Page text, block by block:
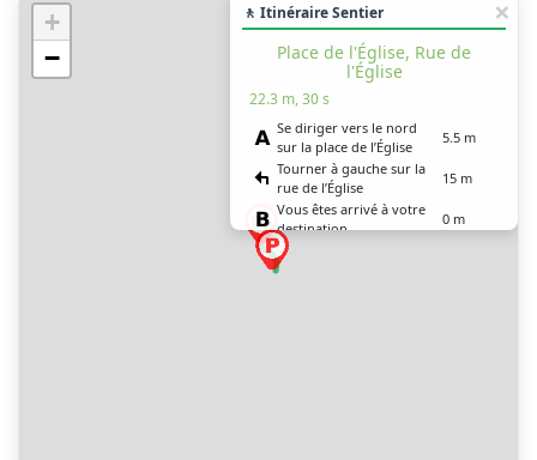
+
−
🚶 Itinéraire Sentier
Place de l'Église, Rue de
l'Église
22.3 m, 30 s
Se diriger vers le nord
sur la place de l’Église
5.5 m
Tourner à gauche sur la
rue de l’Église
15 m
Vous êtes arrivé à votre
destination
0 m